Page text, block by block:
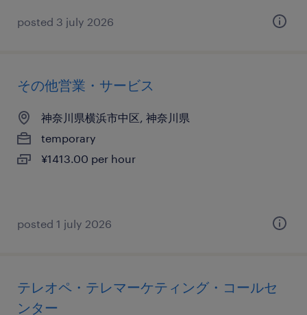
posted 3 july 2026
その他営業・サービス
神奈川県横浜市中区, 神奈川県
temporary
¥1413.00 per hour
posted 1 july 2026
テレオペ・テレマーケティング・コールセ
ンター